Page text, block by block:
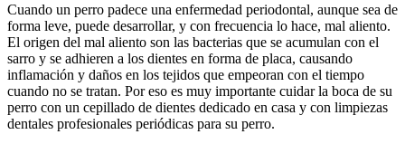
Cuando un perro padece una enfermedad periodontal, aunque sea de
forma leve, puede desarrollar, y con frecuencia lo hace, mal aliento.
El origen del mal aliento son las bacterias que se acumulan con el
sarro y se adhieren a los dientes en forma de placa, causando
inflamación y daños en los tejidos que empeoran con el tiempo
cuando no se tratan. Por eso es muy importante cuidar la boca de su
perro con un cepillado de dientes dedicado en casa y con limpiezas
dentales profesionales periódicas para su perro.